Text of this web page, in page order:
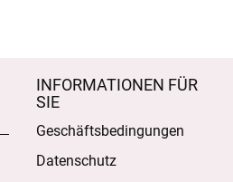
INFORMATIONEN FÜR
SIE
Geschäftsbedingungen
Datenschutz